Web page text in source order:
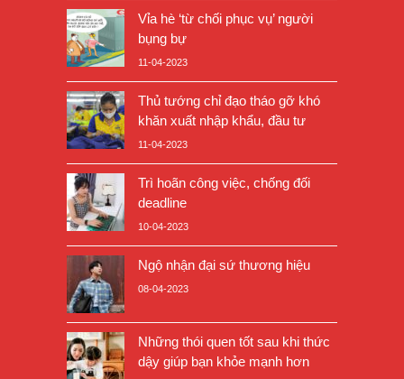
Vỉa hè ‘từ chối phục vụ’ người
bụng bự
11-04-2023
Thủ tướng chỉ đạo tháo gỡ khó
khăn xuất nhập khẩu, đầu tư
11-04-2023
Trì hoãn công việc, chống đối
deadline
10-04-2023
Ngộ nhận đại sứ thương hiệu
08-04-2023
Những thói quen tốt sau khi thức
dậy giúp bạn khỏe mạnh hơn